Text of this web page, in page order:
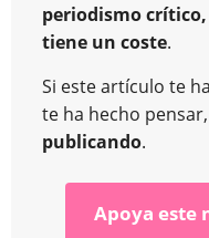
periodismo
tiene un coste.
Si este artículo te
te ha hecho pensar,
publicando.
Apoya este